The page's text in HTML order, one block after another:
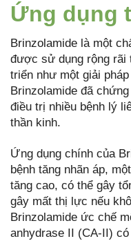
Ứng dụng
Brinzolamide là một
được sử dụng rộng
triển như một giải
Brinzolamide đã
điều trị nhiều bệnh lý
thần kinh.
Ứng dụng chính của
bệnh tăng nhãn áp,
tăng cao, có thể gây
gây mất thị lực nếu
Brinzolamide ức chế
anhydrase II (CA-II)